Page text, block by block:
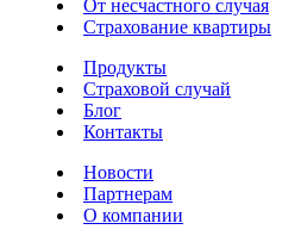
От несчастного случая
Страхование квартиры
Продукты
Страховой случай
Блог
Контакты
Новости
Партнерам
О компании